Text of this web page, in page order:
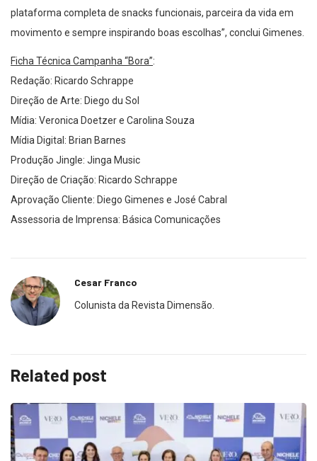
plataforma completa de snacks funcionais, parceira da vida em
movimento e sempre inspirando boas escolhas”, conclui Gimenes.
Ficha Técnica Campanha “Bora”:
Redação: Ricardo Schrappe
Direção de Arte: Diego du Sol
Mídia: Veronica Doetzer e Carolina Souza
Mídia Digital: Brian Barnes
Produção Jingle: Jinga Music
Direção de Criação: Ricardo Schrappe
Aprovação Cliente: Diego Gimenes e José Cabral
Assessoria de Imprensa: Básica Comunicações
Cesar Franco
Colunista da Revista Dimensão.
Related post